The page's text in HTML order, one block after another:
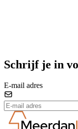
Schrijf je in
E-mail adres